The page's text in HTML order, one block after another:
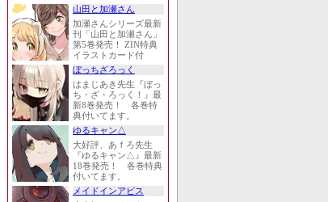
山田と加瀬さん
加瀬さんシリーズ最新
刊「山田と加瀬さん」
第5巻発売！ ZIN特典
イラストカード付
ぼっちざろっく
はまじあき先生『ぼっ
ち・ざ・ろっく！』最
新8巻発売！ 各巻特
典付いてます。
ゆるキャン△
大好評、あｆろ先生
『ゆるキャン△』最新
18巻発売！ 各巻特典
付いてます。
メイドインアビス